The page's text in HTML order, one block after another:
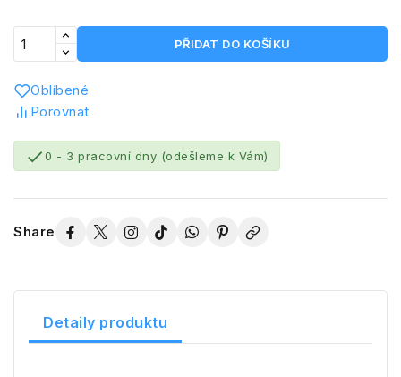
PŘIDAT DO KOŠÍKU
Oblíbené
Porovnat
0 - 3 pracovní dny (odešleme k Vám)
Share
Detaily produktu